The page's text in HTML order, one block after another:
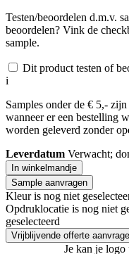
Testen/beoordelen d.m.v.
beoordelen? Vink de
sample.
Dit product testen of
i
Samples onder de € 5,-
wanneer er een bestelling
worden geleverd zonder
Leverdatum Verwacht;
In winkelmandje
Sample aanvragen
Kleur is nog niet
Opdruklocatie is nog niet
geselecteerd
Vrijblijvende offerte
Je kan je